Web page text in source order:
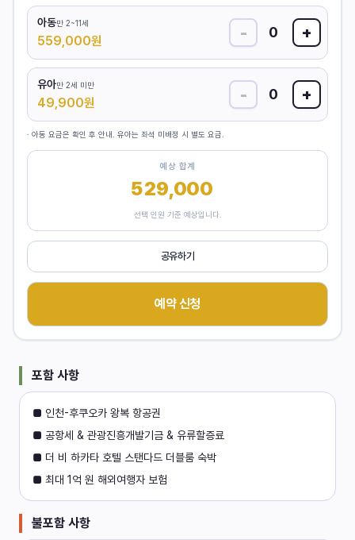
아동만 2~11세
559,000원 - 0 +
유아만 2세 미만
49,900원 - 0 +
· 아동 요금은 확인 후 안내. 유아는 좌석 미배정 시 별도 요금.
예상 합계
529,000
선택 인원 기준 예상입니다.
공유하기
예약 신청
포함 사항
■ 인천-후쿠오카 왕복 항공권
■ 공항세 & 관광진흥개발기금 & 유류할증료
■ 더 비 하카타 호텔 스탠다드 더블룸 숙박
■ 최대 1억 원 해외여행자 보험
불포함 사항